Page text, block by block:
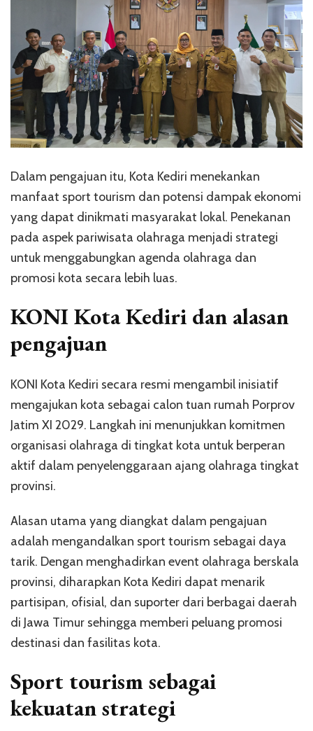
Dalam pengajuan itu, Kota Kediri menekankan
manfaat sport tourism dan potensi dampak ekonomi
yang dapat dinikmati masyarakat lokal. Penekanan
pada aspek pariwisata olahraga menjadi strategi
untuk menggabungkan agenda olahraga dan
promosi kota secara lebih luas.
KONI Kota Kediri dan alasan
pengajuan
KONI Kota Kediri secara resmi mengambil inisiatif
mengajukan kota sebagai calon tuan rumah Porprov
Jatim XI 2029. Langkah ini menunjukkan komitmen
organisasi olahraga di tingkat kota untuk berperan
aktif dalam penyelenggaraan ajang olahraga tingkat
provinsi.
Alasan utama yang diangkat dalam pengajuan
adalah mengandalkan sport tourism sebagai daya
tarik. Dengan menghadirkan event olahraga berskala
provinsi, diharapkan Kota Kediri dapat menarik
partisipan, ofisial, dan suporter dari berbagai daerah
di Jawa Timur sehingga memberi peluang promosi
destinasi dan fasilitas kota.
Sport tourism sebagai
kekuatan strategi